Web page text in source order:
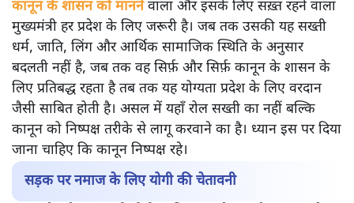
कानून के शासन को माननेवाला और इसके लिए सख़्त रहने वाला
मुख्यमंत्री हर प्रदेश के लिए जरूरी है। जब तक उसकी यह सख्ती
धर्म, जाति, लिंग और आर्थिक सामाजिक स्थिति के अनुसार
बदलती नहीं है, जब तक वह सिर्फ़ और सिर्फ़ कानून के शासन के
लिए प्रतिबद्ध रहता है तब तक यह योग्यता प्रदेश के लिए वरदान
जैसी साबित होती है। असल में यहाँ रोल सख्ती का नहीं बल्कि
कानून को निष्पक्ष तरीके से लागू करवाने का है। ध्यान इस पर दिया
जाना चाहिए कि कानून निष्पक्ष रहे।
सड़क पर नमाज के लिए योगी की चेतावनी